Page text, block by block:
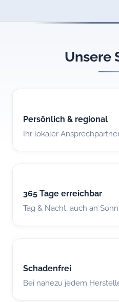
Unsere
Persönlich & regional
Ihr lokaler
365 Tage erreichbar
Tag & Nacht, auch an
Schadenfrei
Bei nahezu jedem